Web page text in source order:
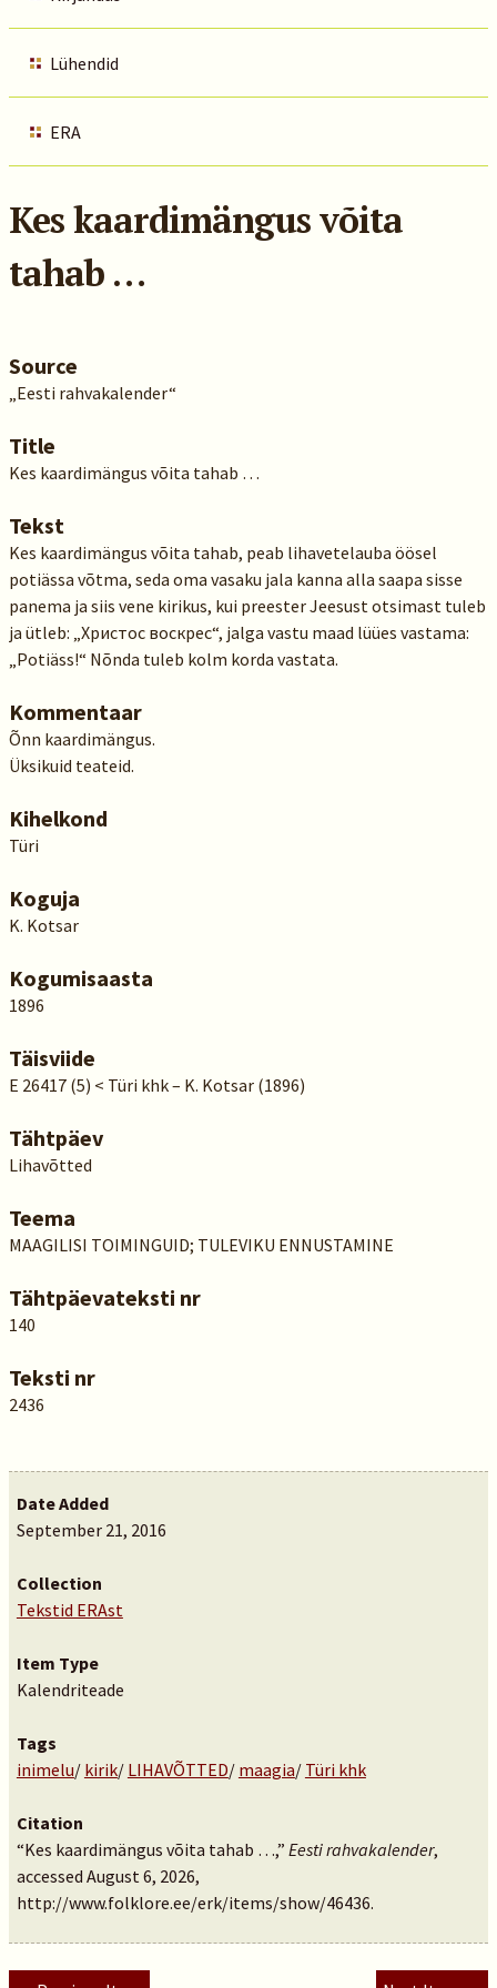
Lühendid
ERA
Kes kaardimängus võita
tahab …
Source
„Eesti rahvakalender“
Title
Kes kaardimängus võita tahab …
Tekst
Kes kaardimängus võita tahab, peab lihavetelauba öösel
potiässa võtma, seda oma vasaku jala kanna alla saapa sisse
panema ja siis vene kirikus, kui preester Jeesust otsimast tuleb
ja ütleb: „Христос воскрес“, jalga vastu maad lüües vastama:
„Potiäss!“ Nõnda tuleb kolm korda vastata.
Kommentaar
Õnn kaardimängus.
Üksikuid teateid.
Kihelkond
Türi
Koguja
K. Kotsar
Kogumisaasta
1896
Täisviide
E 26417 (5) < Türi khk – K. Kotsar (1896)
Tähtpäev
Lihavõtted
Teema
MAAGILISI TOIMINGUID; TULEVIKU ENNUSTAMINE
Tähtpäevateksti nr
140
Teksti nr
2436
Date Added
September 21, 2016
Collection
Tekstid ERAst
Item Type
Kalendriteade
Tags
inimelu/ kirik/ LIHAVÕTTED/ maagia/ Türi khk
Citation
“Kes kaardimängus võita tahab …,” Eesti rahvakalender,
accessed August 6, 2026,
http://www.folklore.ee/erk/items/show/46436.